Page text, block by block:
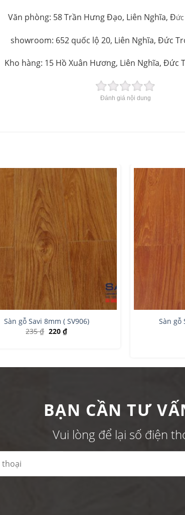
Văn phòng: 58 Trần Hưng Đạo, Liên Nghĩa, Đ
showroom: 652 quốc lộ 20, Liên Nghĩa, Đức
Kho hàng: 15 Hồ Xuân Hương, Liên Nghĩa, Đức
Đánh giá nội dung
Sàn gỗ Savi 8mm ( SV906)
235₫ 220 ₫
Sàn gỗ
BẠN CẦN TƯ
Vui lòng để lại số điện